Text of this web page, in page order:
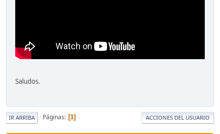
Saludos.
IR ARRIBA Páginas 1 ACCIONES DEL USUARIO